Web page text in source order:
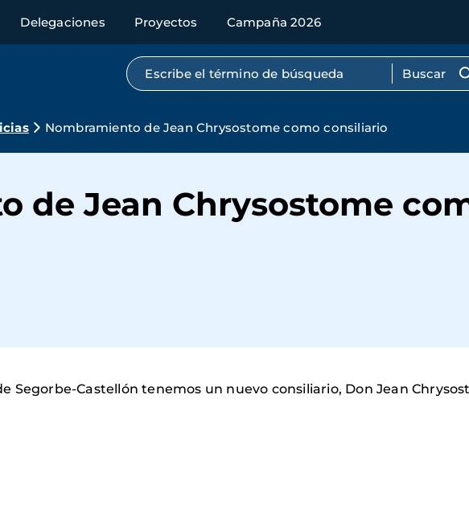
Delegaciones Proyectos Campaña 2026
Búsqueda por texto completo
Nombramiento de Jean Chrysostome como consiliario
de Jean Chrysostome
Segorbe-Castellón tenemos un nuevo consiliario, Don Jean